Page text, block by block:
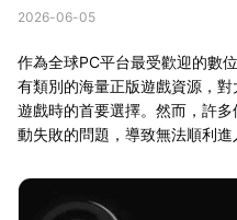
2026-06-05
作為全球PC平台最受歡迎的數
有類別的海量正版遊戲資源，
遊戲時的首要選擇。然而，許
動失敗的問題，導致無法順利進